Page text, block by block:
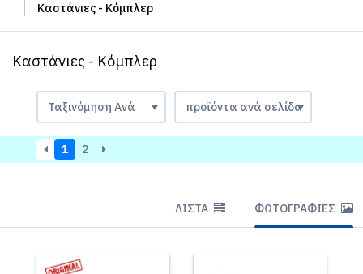
Καστάνιες - Κόμπλερ
Καστάνιες - Κόμπλερ
1 2
ΛΊΣΤΑ ΦΩΤΟΓΡΑΦΊΕΣ